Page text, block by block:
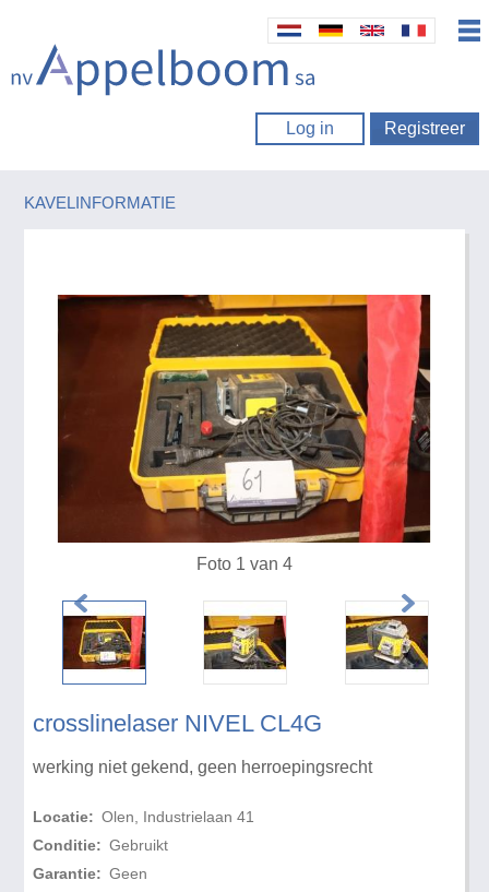
Log in Registreer
KAVELINFORMATIE
crosslinelaser NIVEL CL4G
werking niet gekend, geen herroepingsrecht
Locatie: Olen, Industrielaan 41
Conditie: Gebruikt
Garantie: Geen
Foto 1 van 4